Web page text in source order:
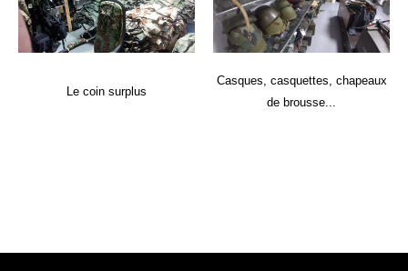
Le coin surplus
Casques, casquettes, chapeaux
de brousse...